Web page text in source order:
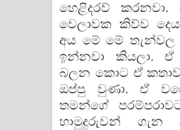
හෙළිදරව්
වෙලාවක කිව්ව
අය මේ මේ
ඉන්නවා කියලා. ඒ
බලන කොට ඒ
ඔප්පු වුණා. ඒ
තමන්ගේ
හාමුදුරුවන් ගැන